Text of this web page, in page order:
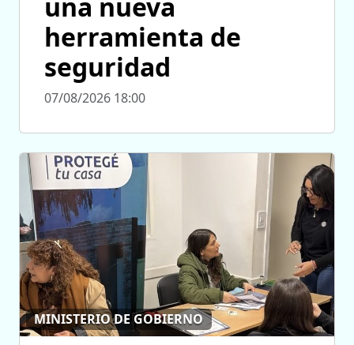
herramienta de
seguridad
07/08/2026 18:00
MINISTERIO DE GOBIERNO